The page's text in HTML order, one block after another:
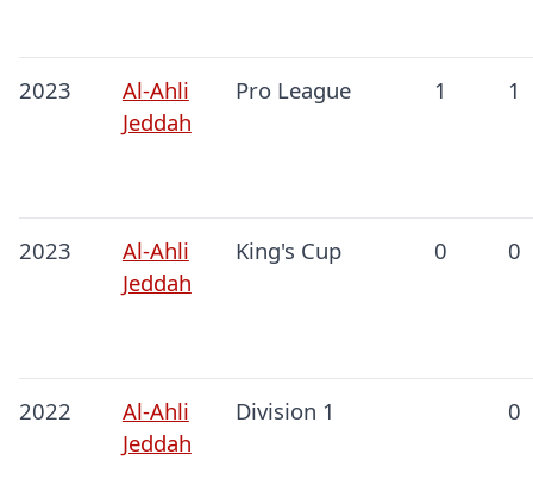
2023
Al-Ahli
Jeddah
Pro League 1 1
2023
Al-Ahli
Jeddah
King's Cup 0 0
2022
Al-Ahli
Jeddah
Division 1 0